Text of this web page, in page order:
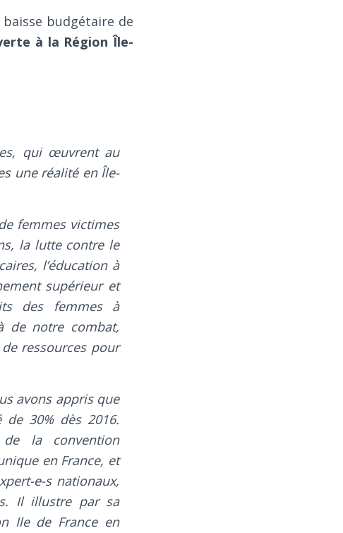
baisse budgétaire de
à la Région Île-
qui œuvrent au
une réalité en Île-
femmes victimes
la lutte contre le
l’éducation à
supérieur et
des femmes à
de notre combat,
ressources pour
avons appris que
30% dès 2016.
la convention
en France, et
e-s nationaux,
Il illustre par sa
Ile de France en